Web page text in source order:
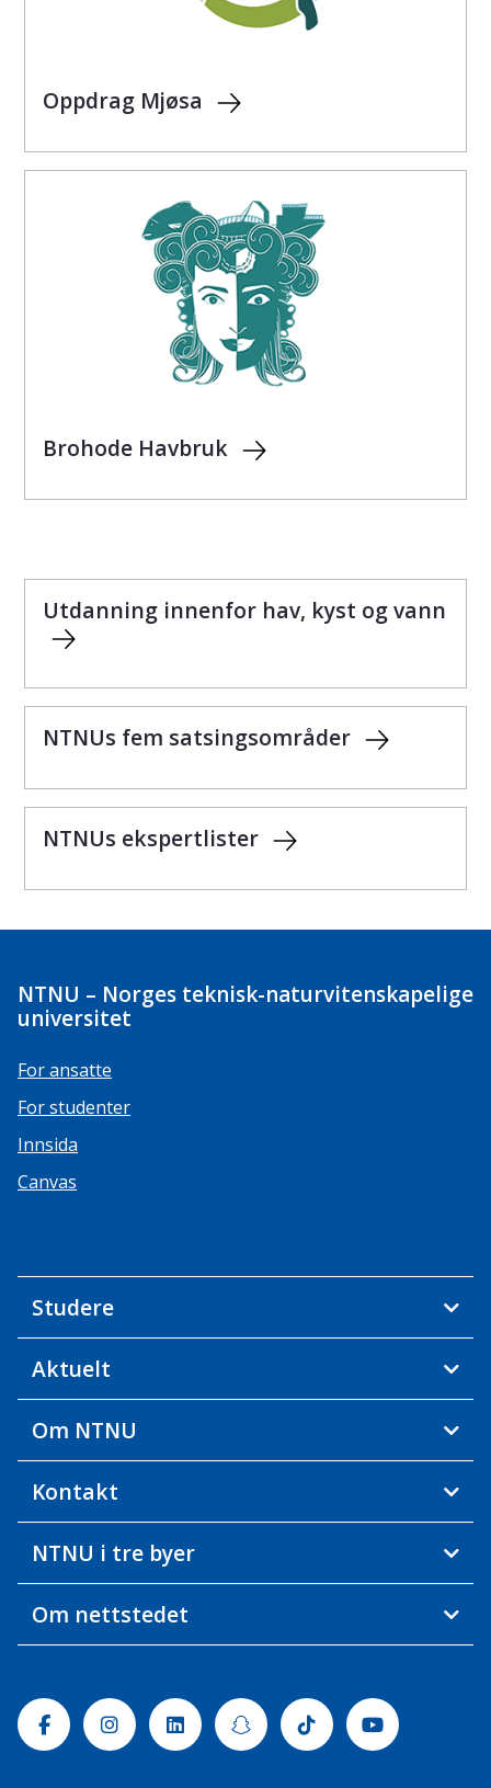
Oppdrag Mjøsa
Brohode Havbruk
Utdanning innenfor hav, kyst og vann
NTNUs fem satsingsområder
NTNUs ekspertlister
NTNU – Norges teknisk-naturvitenskapelige
universitet
For ansatte
For studenter
Innsida
Canvas
Studere
Aktuelt
Om NTNU
Kontakt
NTNU i tre byer
Om nettstedet
FacebookInstagramLinkedinSnapchatTiktok Youtube